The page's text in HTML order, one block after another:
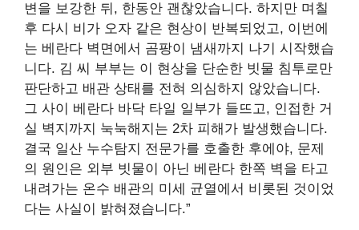
변을 보강한 뒤, 한동안 괜찮았습니다. 하지만 며칠
후 다시 비가 오자 같은 현상이 반복되었고, 이번에
는 베란다 벽면에서 곰팡이 냄새까지 나기 시작했습
니다. 김 씨 부부는 이 현상을 단순한 빗물 침투로만
판단하고 배관 상태를 전혀 의심하지 않았습니다.
그 사이 베란다 바닥 타일 일부가 들뜨고, 인접한 거
실 벽지까지 눅눅해지는 2차 피해가 발생했습니다.
결국 일산 누수탐지 전문가를 호출한 후에야, 문제
의 원인은 외부 빗물이 아닌 베란다 한쪽 벽을 타고
내려가는 온수 배관의 미세 균열에서 비롯된 것이었
다는 사실이 밝혀졌습니다.”